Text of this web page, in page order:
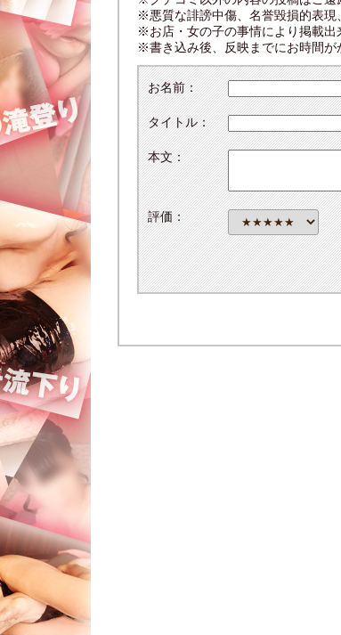
※悪質な誹謗中傷、名誉毀損的表現
※お店・女の子の事情により掲載出
※書き込み後、反映までにお時間が
お名前：
タイトル：
本文：
評価：